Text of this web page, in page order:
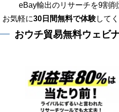
eBay輸出のリサーチを9割
お気軽に30日間無料で体験して
おウチ貿易無料ウェビ